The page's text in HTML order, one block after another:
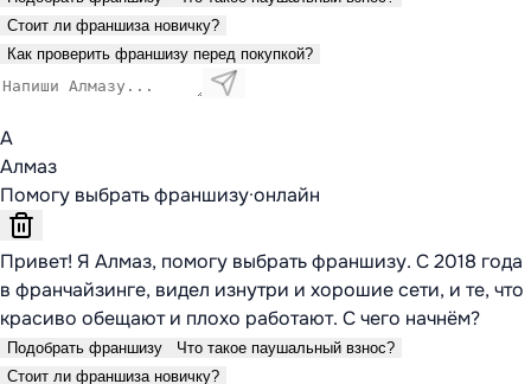
Стоит ли франшиза новичку?
Как проверить франшизу перед покупкой?
А
Алмаз
Помогу выбрать франшизу·онлайн
Привет! Я Алмаз, помогу выбрать франшизу. С 2018 года
в франчайзинге, видел изнутри и хорошие сети, и те, что
красиво обещают и плохо работают. С чего начнём?
Подобрать франшизу
Что такое паушальный взнос?
Стоит ли франшиза новичку?